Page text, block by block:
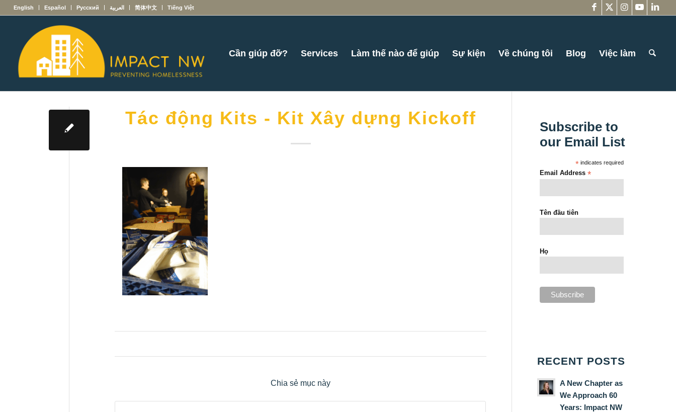
English Español Русский العربية 简体中文 Tiếng Việt
Cần giúp đỡ? Services Làm thế nào để giúp Sự kiện Về chúng tôi Blog Việc làm
Tác động Kits - Kit Xây dựng Kickoff
Chia sẻ mục này
Subscribe to
our Email List
* indicates required
Email Address*
Tên đầu tiên
Họ
RECENT POSTS
A New Chapter as
We Approach 60
Years: Impact NW